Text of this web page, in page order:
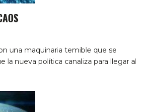
una maquinaria temible que se
la nueva política canaliza para llegar al